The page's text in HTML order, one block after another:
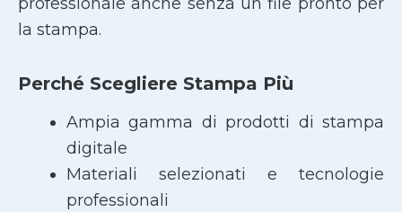
la stampa.
Perché Scegliere Stampa Più
Ampia gamma di prodotti di stampa
digitale
Materiali selezionati e tecnologie
professionali